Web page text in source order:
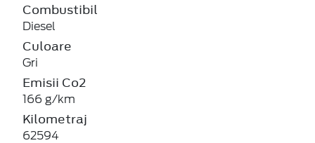
Combustibil
Diesel
Culoare
Gri
Emisii Co2
166 g/km
Kilometraj
62594